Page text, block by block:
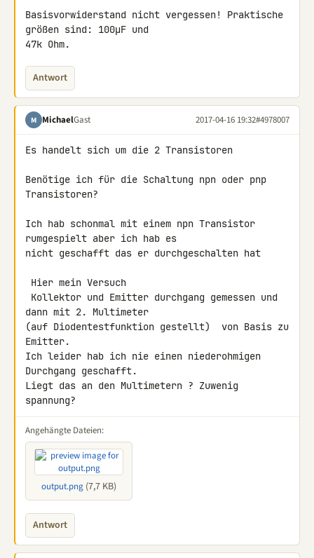
Basisvorwiderstand nicht vergessen! Praktische
größen sind: 100µF und
47k Ohm.
Antwort
M MichaelGast 2017-04-16 19:32#4978007
Es handelt sich um die 2 Transistoren
Benötige ich für die Schaltung npn oder pnp
Transistoren?
Ich hab schonmal mit einem npn Transistor
rumgespielt aber ich hab es
nicht geschafft das er durchgeschalten hat
dann mit 2. Multimeter
(auf Diodentestfunktion gestellt)  von Basis zu
Emitter.
Ich leider hab ich nie einen niederohmigen
Durchgang geschafft.
Liegt das an den Multimetern ? Zuwenig
spannung?
Angehängte Dateien:
output.png (7,7 KB)
Antwort